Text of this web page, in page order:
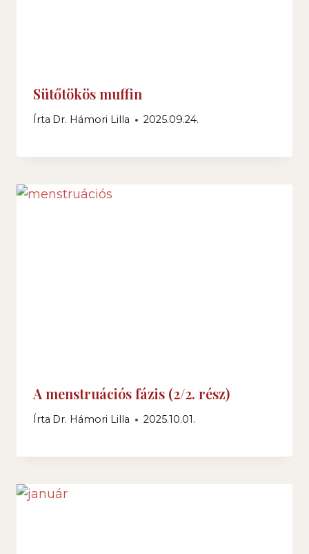
Sütőtökös muffin
Írta Dr. Hámori Lilla 2025.09.24.
A menstruációs fázis (2/2. rész)
Írta Dr. Hámori Lilla 2025.10.01.